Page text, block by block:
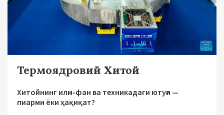
Термоядровий Хитой
Хитойнинг илм-фан ва техникадаги ютуғи —
пиарми ёки ҳақиқат?